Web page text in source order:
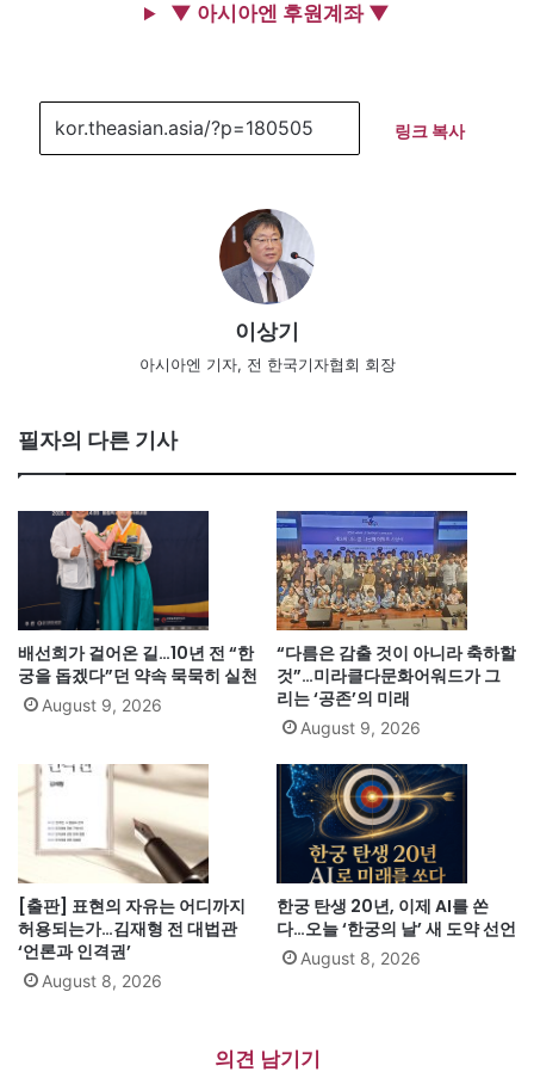
▼ 아시아엔 후원계좌 ▼
링크 복사
이상기
아시아엔 기자, 전 한국기자협회 회장
필자의 다른 기사
배선희가 걸어온 길…10년 전 “한
궁을 돕겠다”던 약속 묵묵히 실천
August 9, 2026
“다름은 감출 것이 아니라 축하할
것”…미라클다문화어워드가 그
리는 ‘공존’의 미래
August 9, 2026
[출판] 표현의 자유는 어디까지
허용되는가…김재형 전 대법관
‘언론과 인격권’
August 8, 2026
한궁 탄생 20년, 이제 AI를 쏜
다…오늘 ‘한궁의 날’ 새 도약 선언
August 8, 2026
의견 남기기